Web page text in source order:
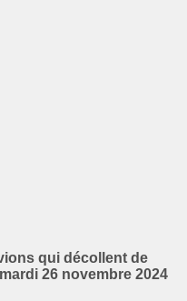
qui décollent de
26 novembre 2024